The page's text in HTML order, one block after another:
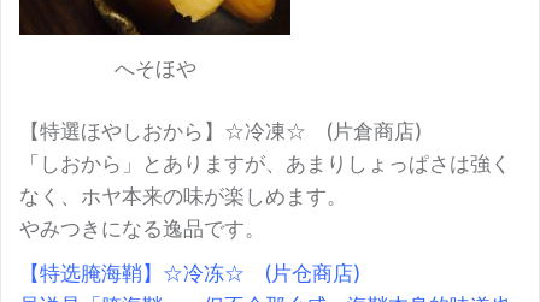
へそほや
【特選ほやしおから】☆冷凍☆ (片倉商店)
「しおから」とありますが、あまりしょっぱさは強く
なく、ホヤ本来の味が楽しめます。
やみつきになる逸品です。
【特选腌海鞘】☆冷冻☆ (片仓商店)